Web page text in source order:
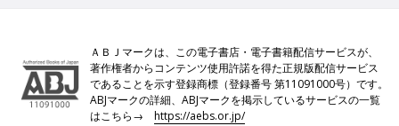
ＡＢＪマークは、この電子書店・電子書籍配信サービスが、
著作権者からコンテンツ使用許諾を得た正規版配信サービス
であることを示す登録商標（登録番号 第11091000号）です。
ABJマークの詳細、ABJマークを掲示しているサービスの一覧
はこちら→https://aebs.or.jp/